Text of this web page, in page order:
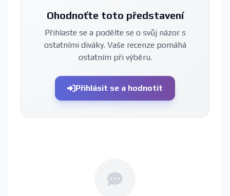
Ohodnoťte toto představení
Přihlaste se a podělte se o svůj názor s
ostatními diváky. Vaše recenze pomáhá
ostatním při výběru.
Přihlásit se a hodnotit